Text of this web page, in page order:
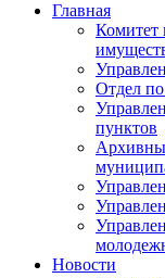
Главная
Комитет
Отдел
пунктов
Новости